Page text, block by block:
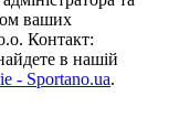
ваших
Контакт:
в нашій
- Sportano.ua.